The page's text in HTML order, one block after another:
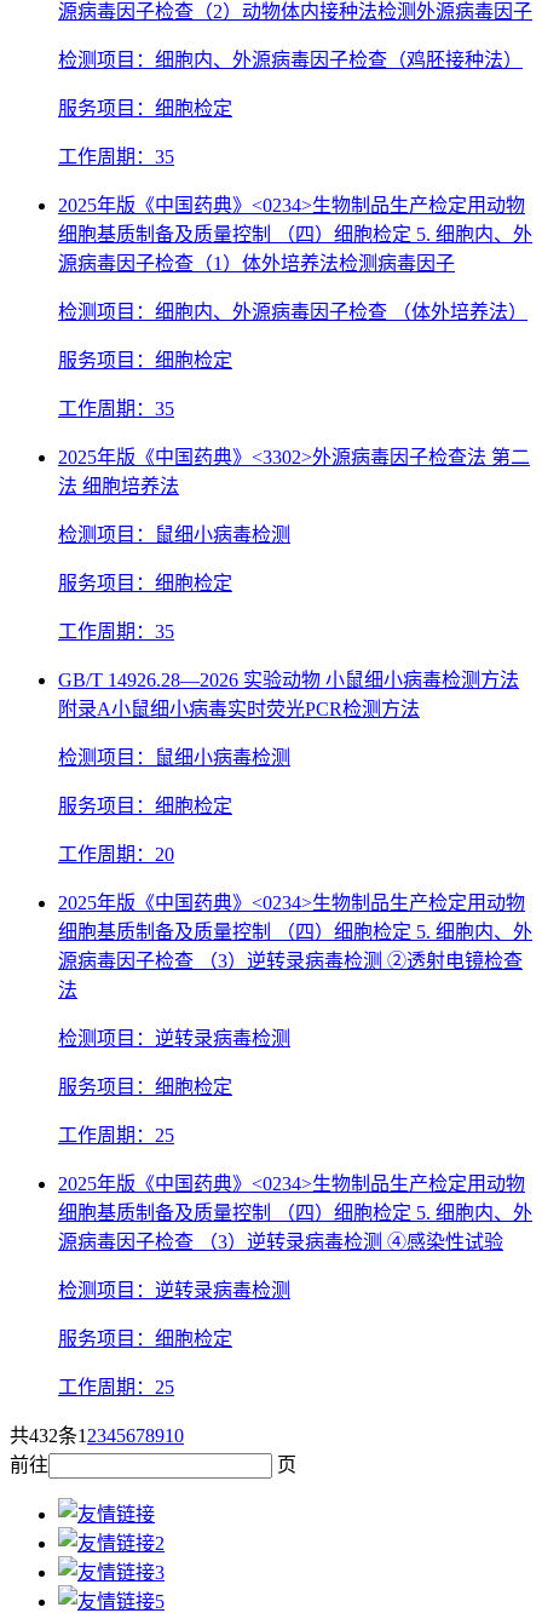
源病毒因子检查（2）动物体内接种法检测外源病毒因子
检测项目：细胞内、外源病毒因子检查（鸡胚接种法）
服务项目：细胞检定
工作周期：35
2025年版《中国药典》<0234>生物制品生产检定用动物
细胞基质制备及质量控制 （四）细胞检定 5. 细胞内、外
源病毒因子检查（1）体外培养法检测病毒因子
检测项目：细胞内、外源病毒因子检查 （体外培养法）
服务项目：细胞检定
工作周期：35
2025年版《中国药典》<3302>外源病毒因子检查法 第二
法 细胞培养法
检测项目：鼠细小病毒检测
服务项目：细胞检定
工作周期：35
GB/T 14926.28—2026 实验动物 小鼠细小病毒检测方法
附录A小鼠细小病毒实时荧光PCR检测方法
检测项目：鼠细小病毒检测
服务项目：细胞检定
工作周期：20
2025年版《中国药典》<0234>生物制品生产检定用动物
细胞基质制备及质量控制 （四）细胞检定 5. 细胞内、外
源病毒因子检查 （3）逆转录病毒检测 ②透射电镜检查
法
检测项目：逆转录病毒检测
服务项目：细胞检定
工作周期：25
2025年版《中国药典》<0234>生物制品生产检定用动物
细胞基质制备及质量控制 （四）细胞检定 5. 细胞内、外
源病毒因子检查 （3）逆转录病毒检测 ④感染性试验
检测项目：逆转录病毒检测
服务项目：细胞检定
工作周期：25
共432条1 2345678910
前往
页